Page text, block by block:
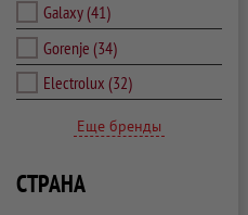
Galaxy(41)
Gorenje (34)
Electrolux (32)
Еще бренды
СТРАНА